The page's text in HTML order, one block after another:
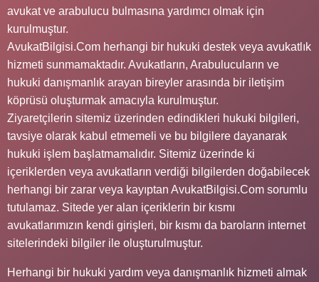
avukat ve arabulucu bulmasına yardımcı olmak için
kurulmuştur.
AvukatBilgisi.Com herhangi bir hukuki destek veya avukatlık
hizmeti sunmamaktadır. Avukatların, Arabulucuların ve
hukuki danışmanlık arayan bireyler arasında bir iletişim
köprüsü oluşturmak amacıyla kurulmuştur.
Ziyaretçilerin sitemiz üzerinden edindikleri hukuki bilgileri,
tavsiye olarak kabul etmemeli ve bu bilgilere dayanarak
hukuki işlem başlatmamalıdır. Sitemiz üzerinde ki
içeriklerden veya avukatların verdiği bilgilerden doğabilecek
herhangi bir zarar veya kayıptan AvukatBilgisi.Com sorumlu
tutulamaz. Sitede yer alan içeriklerin bir kısmı
avukatlarımızın kendi girişleri, bir kısmı da baroların internet
sitelerindeki bilgiler ile oluşturulmuştur.
Herhangi bir hukuki yardım veya danışmanlık hizmeti almak